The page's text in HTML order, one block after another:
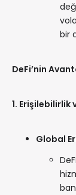
bir
DeFi’nin
1. Erişilebilirlik
Global